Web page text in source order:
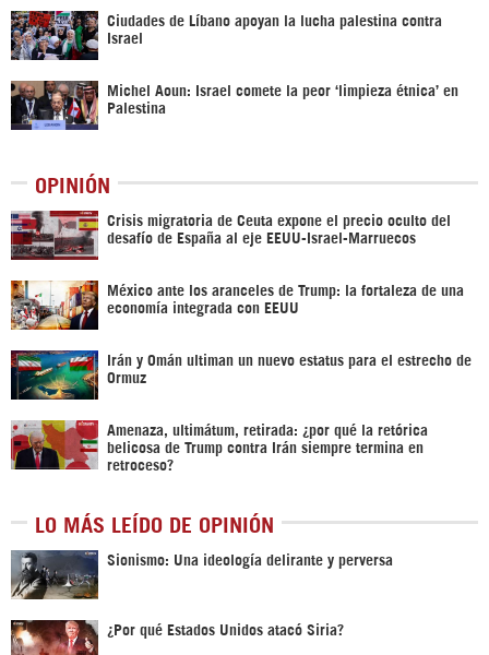
Ciudades de Líbano apoyan la lucha palestina contra
Israel
Michel Aoun: Israel comete la peor ‘limpieza étnica’ en
Palestina
OPINIÓN
Crisis migratoria de Ceuta expone el precio oculto del
desafío de España al eje EEUU-Israel-Marruecos
México ante los aranceles de Trump: la fortaleza de una
economía integrada con EEUU
Irán y Omán ultiman un nuevo estatus para el estrecho de
Ormuz
Amenaza, ultimátum, retirada: ¿por qué la retórica
belicosa de Trump contra Irán siempre termina en
retroceso?
LO MÁS LEÍDO DE OPINIÓN
Sionismo: Una ideología delirante y perversa
¿Por qué Estados Unidos atacó Siria?